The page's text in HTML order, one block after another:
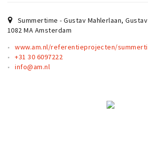
Summertime - Gustav Mahlerlaan,
1082 MA Amsterdam
www.am.nl/referentieprojecten/
+31 30 6097222
info@am.nl